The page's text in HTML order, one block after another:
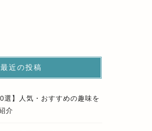
最近の投稿
選】人気・おすすめの趣味を
介